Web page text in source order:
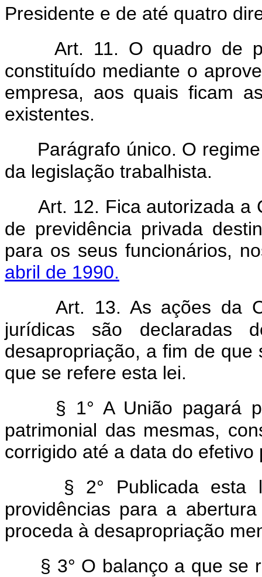
Presidente e de até quatro
Art. 11. O quadro de
constituído mediante o
empresa, aos quais ficam
existentes.
Parágrafo único. O
da legislação trabalhista.
Art. 12. Fica autorizada a
de previdência privada
para os seus funcionários,
abril de 1990.
Art. 13. As ações da
jurídicas são declaradas
desapropriação, a fim de
que se refere esta lei.
§ 1° A União pagará
patrimonial das mesmas,
corrigido até a data do efetivo
§ 2° Publicada esta
providências para a
proceda à desapropriação
§ 3° O balanço a que se